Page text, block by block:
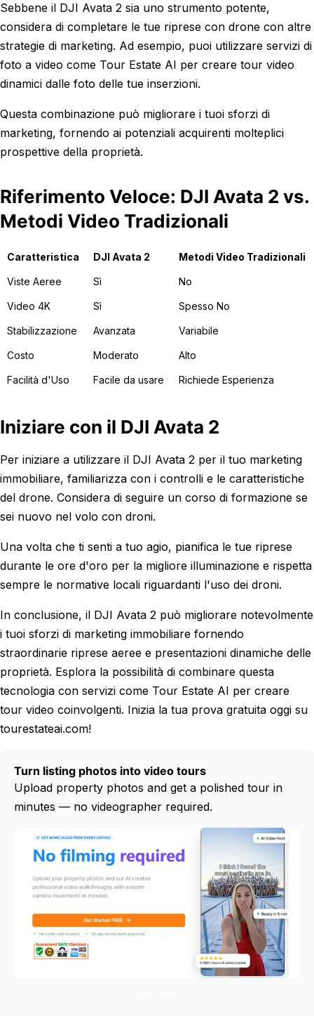
Sebbene il DJI Avata 2 sia uno strumento potente,
considera di completare le tue riprese con drone con altre
strategie di marketing. Ad esempio, puoi utilizzare servizi di
foto a video come Tour Estate AI per creare tour video
dinamici dalle foto delle tue inserzioni.
Questa combinazione può migliorare i tuoi sforzi di
marketing, fornendo ai potenziali acquirenti molteplici
prospettive della proprietà.
Riferimento Veloce: DJI Avata 2 vs.
Metodi Video Tradizionali
Caratteristica DJI Avata 2 Metodi Video Tradizionali
Viste Aeree Sì No
Video 4K Sì Spesso No
Stabilizzazione Avanzata Variabile
Costo Moderato Alto
Facilità d'Uso Facile da usare Richiede Esperienza
Iniziare con il DJI Avata 2
Per iniziare a utilizzare il DJI Avata 2 per il tuo marketing
immobiliare, familiarizza con i controlli e le caratteristiche
del drone. Considera di seguire un corso di formazione se
sei nuovo nel volo con droni.
Una volta che ti senti a tuo agio, pianifica le tue riprese
durante le ore d'oro per la migliore illuminazione e rispetta
sempre le normative locali riguardanti l'uso dei droni.
In conclusione, il DJI Avata 2 può migliorare notevolmente
i tuoi sforzi di marketing immobiliare fornendo
straordinarie riprese aeree e presentazioni dinamiche delle
proprietà. Esplora la possibilità di combinare questa
tecnologia con servizi come Tour Estate AI per creare
tour video coinvolgenti. Inizia la tua prova gratuita oggi su
tourestateai.com!
Turn listing photos into video tours
Upload property photos and get a polished tour in
minutes — no videographer required.